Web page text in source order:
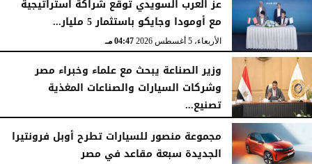
عز العرب السويدي توقّع شراكة استراتيجية
مع أومودا وجايكو باستثمار 5 مليار...
الأربعاء، 5 أغسطس 2026 04:47 مـ
وزير الصناعة يبحث مع علماء وخبراء مصر
وشركات السيارات والصناعات المغذية
تصنيع...
الأربعاء، 5 أغسطس 2026
مجموعة منصور للسيارات تطرح أوبل فرونتيرا
الجديدة سبعة مقاعد في مصر